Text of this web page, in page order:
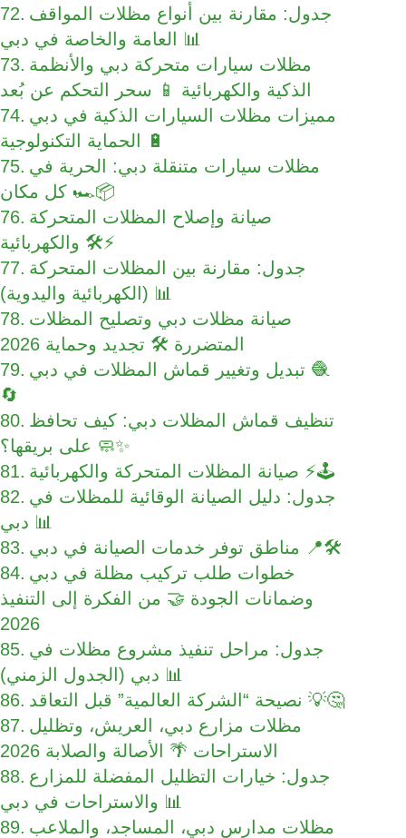
جدول: مقارنة بين أنواع مظلات المواقف
العامة والخاصة في دبي 📊
مظلات سيارات متحركة دبي والأنظمة
الذكية والكهربائية 📱 سحر التحكم عن بُعد
مميزات مظلات السيارات الذكية في دبي
🔋 الحماية التكنولوجية
مظلات سيارات متنقلة دبي: الحرية في
كل مكان 🏎️📦
صيانة وإصلاح المظلات المتحركة
والكهربائية 🛠️⚡
جدول: مقارنة بين المظلات المتحركة
(الكهربائية واليدوية) 📊
صيانة مظلات دبي وتصليح المظلات
المتضررة 🛠️ تجديد وحماية 2026
تبديل وتغيير قماش المظلات في دبي 🧶
🔄
تنظيف قماش المظلات دبي: كيف تحافظ
على بريقها؟ 🧼✨
صيانة المظلات المتحركة والكهربائية ⚡🕹️
جدول: دليل الصيانة الوقائية للمظلات في
دبي 📊
مناطق توفر خدمات الصيانة في دبي 📍🛠️
خطوات طلب تركيب مظلة في دبي
وضمانات الجودة 🤝 من الفكرة إلى التنفيذ
2026
جدول: مراحل تنفيذ مشروع مظلات في
دبي (الجدول الزمني) 📊
نصيحة “الشركة العالمية” قبل التعاقد 💡🤔
مظلات مزارع دبي، العريش، وتظليل
الاستراحات 🌴 الأصالة والصلابة 2026
جدول: خيارات التظليل المفضلة للمزارع
والاستراحات في دبي 📊
مظلات مدارس دبي، المساجد، والملاعب